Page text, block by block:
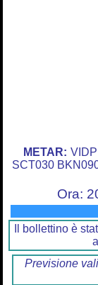
METAR:
SCT030
Ora:
Il bollettino è
Previsione